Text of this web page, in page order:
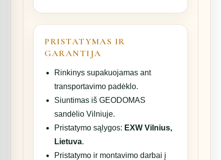
PRISTATYMAS IR
GARANTIJA
Rinkinys supakuojamas ant
transportavimo padėklo.
Siuntimas iš GEODOMAS
sandėlio Vilniuje.
Pristatymo sąlygos: EXW Vilnius,
Lietuva.
Pristatymo ir montavimo darbai į